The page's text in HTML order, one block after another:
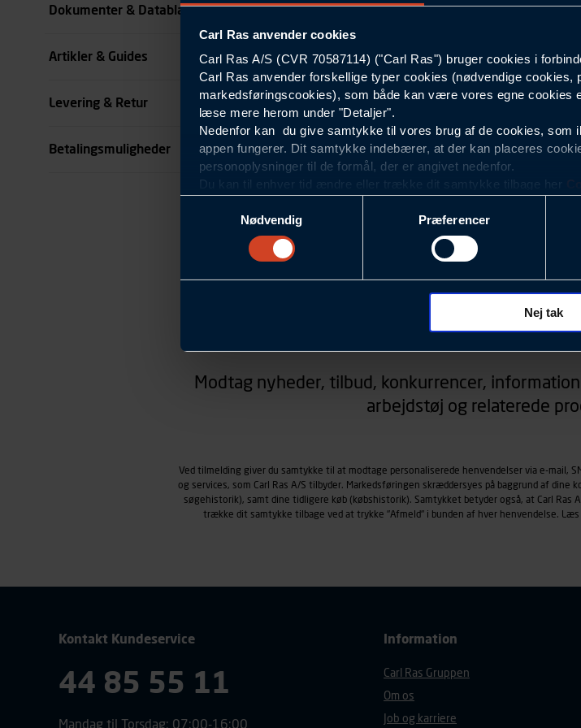
Carl Ras anvender cookies
Carl Ras A/S (CVR 70587114) ("Carl Ras") bruger cookies i
Carl Ras anvender forskellige typer cookies (nødvendige
markedsføringscookies), som både kan være vores egne cookies
læse mere herom under "Detaljer".
Nedenfor kan du give samtykke til vores brug af de cookies, som
appen fungerer. Dit samtykke indebærer, at der kan placeres
personoplysninger til de formål, der er angivet nedenfor.
Du kan til enhver tid ændre eller trække dit samtykke tilbage her
Statistikcookies
Carl Ras anvender statistikcookies med det formål at optimere
hjemmeside og apps, herunder analyser af, hvilke oplysninger
færden på siderne, tidspunkt, hvad der klikkes på, sider/indhold
informationer om enhedstype (computer, smartphone mv.) samt de
region, du befinder dig i.
Carl Ras anvender markedsføringscookies med det formål at
klikkes på, sider/indhold der besøges, browsertype, søgeord, IP-
smartphone mv.) samt de features, der anvendes.
Vi henviser endvidere til vorespersondatapolitik, der indeholder
personoplysninger.
Nødvendig
Præferencer
Nej tak
se all specifikationer
Dokumenter & Datablade
Artikler & Guides
Levering & Retur
Betalingsmuligheder
Modtag nyheder, tilbud, konkurrencer,
arbejdstøj og relaterede
Ved tilmelding giver du samtykke til at modtage personaliserede henvendelser via e-mail,
og services, som Carl Ras A/S tilbyder. Markedsføringen skræddersyes på baggrund af
søgehistorik), samt dine tidligere køb (købshistorik). Samtykket betyder også, at Carl Ras
trække dit samtykke tilbage ved at trykke "Afmeld" i bunden af hver henvendelse.
Kontakt Kundeservice
44 85 55 11
Mandag til Torsdag: 07:00-16:00
Information
Carl Ras Gruppen
Om os
Job og karriere